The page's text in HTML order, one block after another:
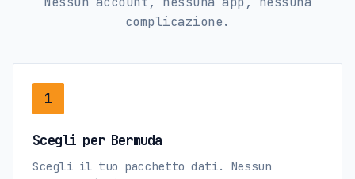
complicazione.
1
Scegli per Bermuda
Scegli il tuo pacchetto dati. Nessun